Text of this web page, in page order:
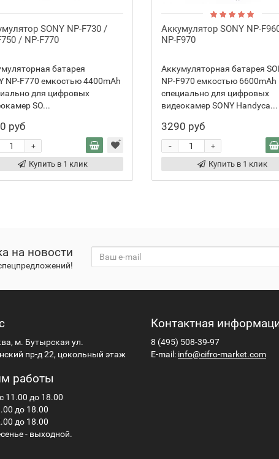
SONY NP-F730 /
/ NP-F770
батарея
NP-F770 емкостью 4400mAh
для цифровых
SO...
руб
+
Купить в 1 клик
Аккумулятор SONY NP-
NP-F970
Аккумуляторная батарея
NP-F970 емкостью 6600mAh
специально для цифровых
видеокамер SONY Handyca...
3290 руб
+
-
Купить в 1 клик
на новости
м. Бутырская ул.
пр-д 22, цокольный этаж
работы
11.00 до 18.00
до 18.00
до 18.00
- выходной.
Контактная
8 (495) 508-39-97
E-mail: info@cifro-market.com